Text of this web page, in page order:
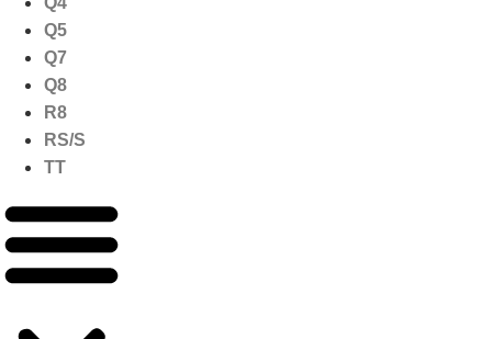
Q5
Q7
Q8
R8
RS/S
TT